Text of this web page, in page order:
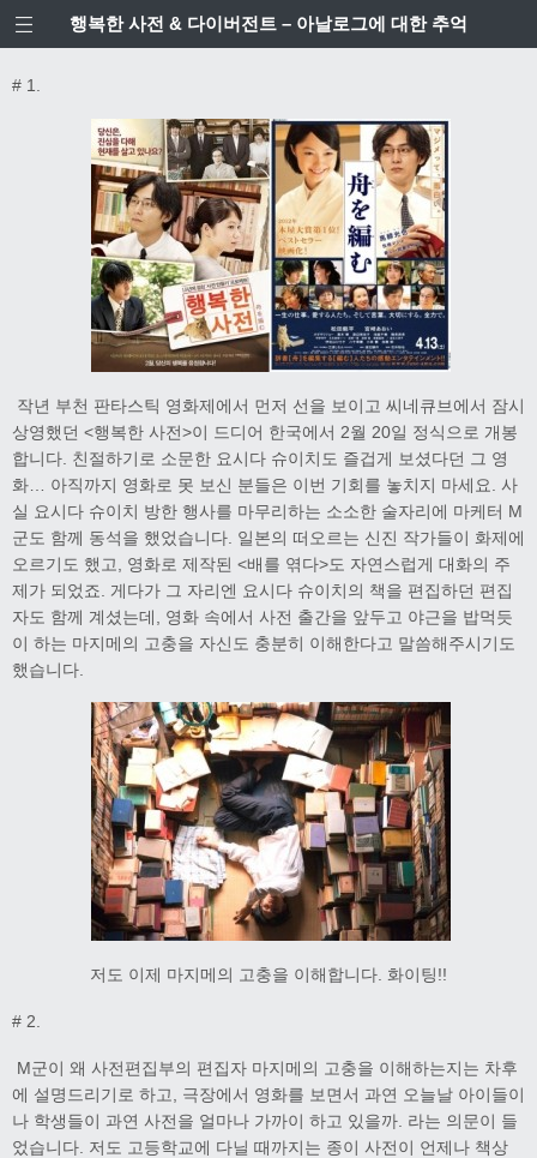
행복한 사전 & 다이버전트 – 아날로그에 대한 추억
# 1.
작년 부천 판타스틱 영화제에서 먼저 선을 보이고 씨네큐브에서 잠시
상영했던 <행복한 사전>이 드디어 한국에서 2월 20일 정식으로 개봉
합니다. 친절하기로 소문한 요시다 슈이치도 즐겁게 보셨다던 그 영
화… 아직까지 영화로 못 보신 분들은 이번 기회를 놓치지 마세요. 사
실 요시다 슈이치 방한 행사를 마무리하는 소소한 술자리에 마케터 M
군도 함께 동석을 했었습니다. 일본의 떠오르는 신진 작가들이 화제에
오르기도 했고, 영화로 제작된 <배를 엮다>도 자연스럽게 대화의 주
제가 되었죠. 게다가 그 자리엔 요시다 슈이치의 책을 편집하던 편집
자도 함께 계셨는데, 영화 속에서 사전 출간을 앞두고 야근을 밥먹듯
이 하는 마지메의 고충을 자신도 충분히 이해한다고 말씀해주시기도
했습니다.
저도 이제 마지메의 고충을 이해합니다. 화이팅!!
# 2.
M군이 왜 사전편집부의 편집자 마지메의 고충을 이해하는지는 차후
에 설명드리기로 하고, 극장에서 영화를 보면서 과연 오늘날 아이들이
나 학생들이 과연 사전을 얼마나 가까이 하고 있을까. 라는 의문이 들
었습니다. 저도 고등학교에 다닐 때까지는 종이 사전이 언제나 책상